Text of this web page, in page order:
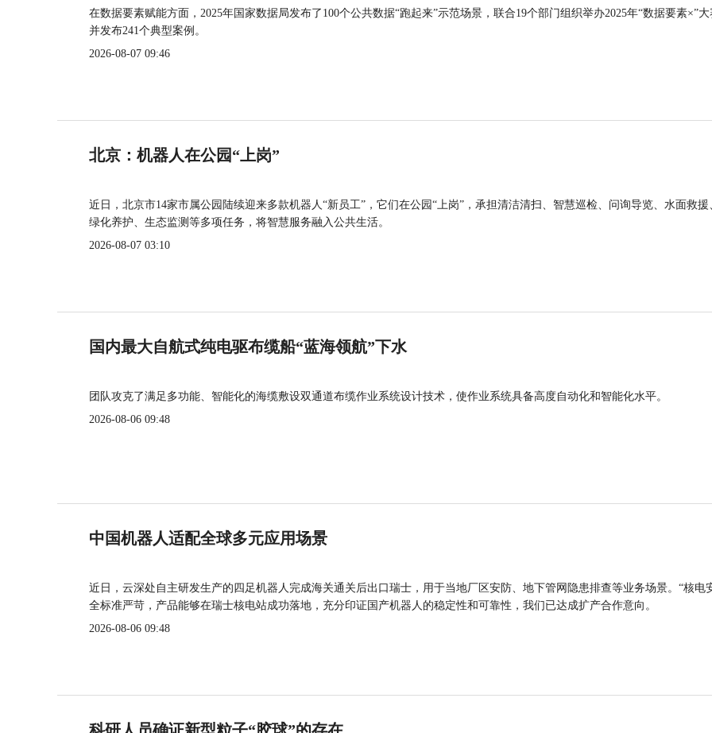
在数据要素赋能方面，2025年国家数据局发布了100个公共数据“跑起来”示范场景，联合19个部门组织举办2025年“数据要素×”大
并发布241个典型案例。
2026-08-07 09:46
北京：机器人在公园“上岗”
近日，北京市14家市属公园陆续迎来多款机器人“新员工”，它们在公园“上岗”，承担清洁清扫、智慧巡检、问询导览、水面救援
绿化养护、生态监测等多项任务，将智慧服务融入公共生活。
2026-08-07 03:10
国内最大自航式纯电驱布缆船“蓝海领航”下水
团队攻克了满足多功能、智能化的海缆敷设双通道布缆作业系统设计技术，使作业系统具备高度自动化和智能化水平。
2026-08-06 09:48
中国机器人适配全球多元应用场景
近日，云深处自主研发生产的四足机器人完成海关通关后出口瑞士，用于当地厂区安防、地下管网隐患排查等业务场景。“核电
全标准严苛，产品能够在瑞士核电站成功落地，充分印证国产机器人的稳定性和可靠性，我们已达成扩产合作意向。
2026-08-06 09:48